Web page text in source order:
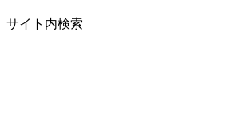
サイト内検索